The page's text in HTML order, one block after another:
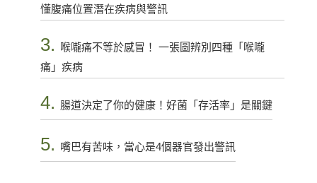
懂腹痛位置潛在疾病與警訊
3.
喉嚨痛不等於感冒！ 一張圖辨別四種「喉嚨
痛」疾病
4. 腸道決定了你的健康！好菌「存活率」是關鍵
5. 嘴巴有苦味，當心是4個器官發出警訊